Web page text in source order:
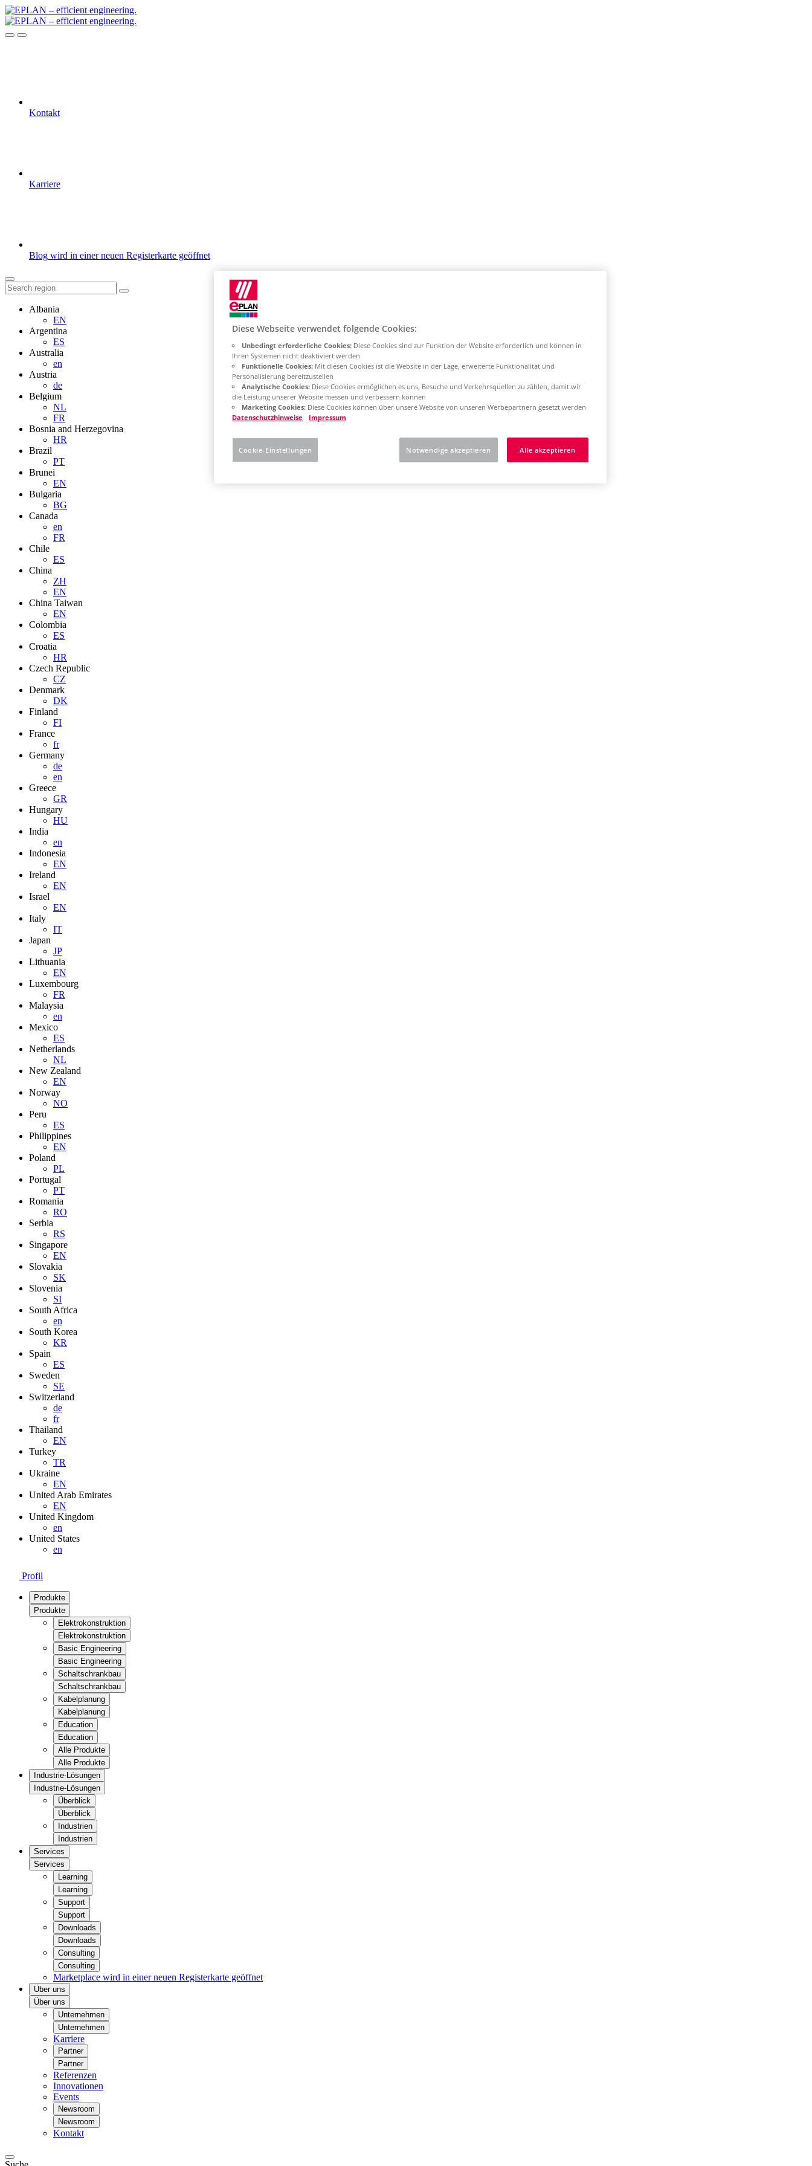
Kontakt
Karriere
Blog wird in einer neuen Registerkarte geöffnet
Albania
EN
Argentina
ES
Australia
en
Austria
de
Belgium
NL
FR
Bosnia and Herzegovina
HR
Brazil
PT
Brunei
EN
Bulgaria
BG
Canada
en
FR
Chile
ES
China
ZH
EN
China Taiwan
EN
Colombia
ES
Croatia
HR
Czech Republic
CZ
Denmark
DK
Finland
FI
France
fr
Germany
de
en
Greece
GR
Hungary
HU
India
en
Indonesia
EN
Ireland
EN
Israel
EN
Italy
IT
Japan
JP
Lithuania
EN
Luxembourg
FR
Malaysia
en
Mexico
ES
Netherlands
NL
New Zealand
EN
Norway
NO
Peru
ES
Philippines
EN
Poland
PL
Portugal
PT
Romania
RO
Serbia
RS
Singapore
EN
Slovakia
SK
Slovenia
SI
South Africa
en
South Korea
KR
Spain
ES
Sweden
SE
Switzerland
de
fr
Thailand
EN
Turkey
TR
Ukraine
EN
United Arab Emirates
EN
United Kingdom
en
United States
en
Profil
Produkte
Produkte
Elektrokonstruktion
Elektrokonstruktion
Basic Engineering
Basic Engineering
Schaltschrankbau
Schaltschrankbau
Kabelplanung
Kabelplanung
Education
Education
Alle Produkte
Alle Produkte
Industrie-Lösungen
Industrie-Lösungen
Überblick
Überblick
Industrien
Industrien
Services
Services
Learning
Learning
Support
Support
Downloads
Downloads
Consulting
Consulting
Marketplace wird in einer neuen Registerkarte geöffnet
Über uns
Über uns
Unternehmen
Unternehmen
Karriere
Partner
Partner
Referenzen
Innovationen
Events
Newsroom
Newsroom
Kontakt
Diese Webseite verwendet folgende Cookies:
Unbedingt erforderliche Cookies: Diese Cookies sind zur Funktion der Website erforderlich und können in
Ihren Systemen nicht deaktiviert werden
Funktionelle Cookies: Mit diesen Cookies ist die Website in der Lage, erweiterte Funktionalität und
Personalisierung bereitzustellen
Analytische Cookies: Diese Cookies ermöglichen es uns, Besuche und Verkehrsquellen zu zählen, damit wir
die Leistung unserer Website messen und verbessern können
Marketing Cookies: Diese Cookies können über unsere Website von unseren Werbepartnern gesetzt werden
Datenschutzhinweise
Impressum
Notwendige akzeptieren Alle akzeptieren
Cookie-Einstellungen